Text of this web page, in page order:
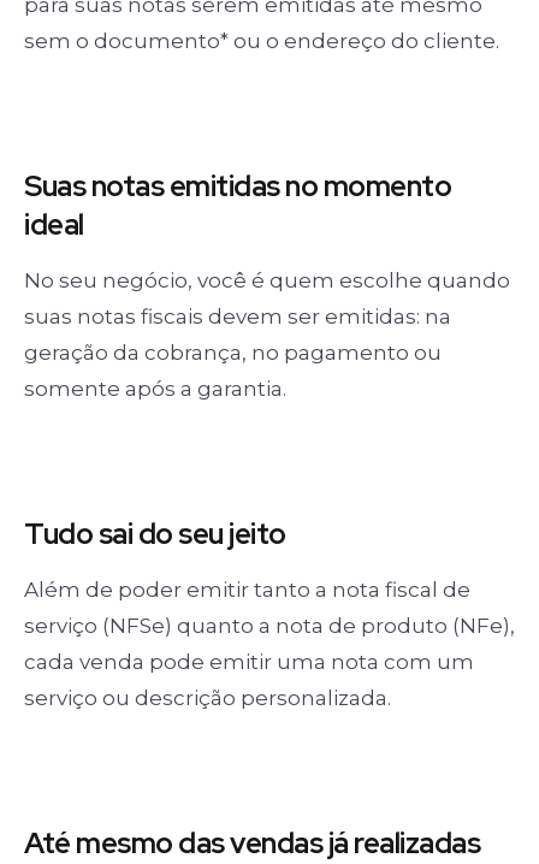
para suas notas serem emitidas até mesmo
sem o documento* ou o endereço do cliente.
Suas notasemitidas no momento
ideal
No seu negócio, você é quem escolhe quando
suas notas fiscais devem ser emitidas: na
geração da cobrança, no pagamento ou
somente após a garantia.
Tudo saido seu jeito
Além de poder emitir tanto a nota fiscal de
serviço (NFSe) quanto a nota de produto (NFe),
cada venda pode emitir uma nota com um
serviço ou descrição personalizada.
Até mesmo dasvendas já realizadas